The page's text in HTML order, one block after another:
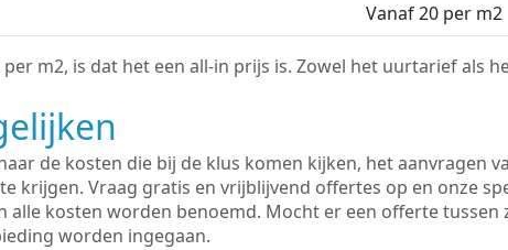
Vanaf 20 per m2
m2, is dat het een all-in prijs is. Zowel het uurtarief als
de kosten die bij de klus komen kijken, het aanvragen
krijgen. Vraag gratis en vrijblijvend offertes op en onze
alle kosten worden benoemd. Mocht er een offerte
worden ingegaan.